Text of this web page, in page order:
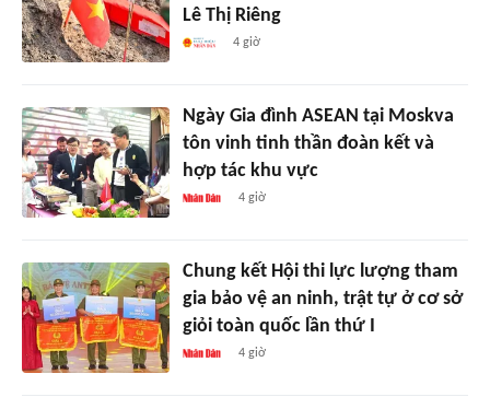
Lê Thị Riêng
4 giờ
Ngày Gia đình ASEAN tại Moskva
tôn vinh tinh thần đoàn kết và
hợp tác khu vực
4 giờ
Chung kết Hội thi lực lượng tham
gia bảo vệ an ninh, trật tự ở cơ sở
giỏi toàn quốc lần thứ I
4 giờ